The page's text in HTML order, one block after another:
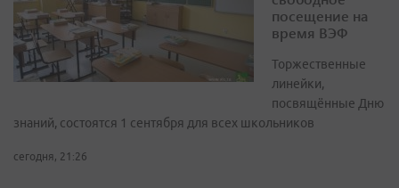
посещение на
время ВЭФ
Торжественные
линейки,
посвящённые Дню
знаний, состоятся 1 сентября для всех школьников
сегодня, 21:26